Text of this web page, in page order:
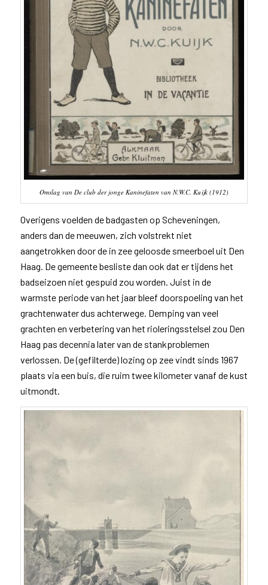
Omslag van De club der jonge Kaninefaten van N.W.C. Kuijk (1912)
Overigens voelden de badgasten op Scheveningen,
anders dan de meeuwen, zich volstrekt niet
aangetrokken door de in zee geloosde smeerboel uit Den
Haag. De gemeente besliste dan ook dat er tijdens het
badseizoen niet gespuid zou worden. Juist in de
warmste periode van het jaar bleef doorspoeling van het
grachtenwater dus achterwege. Demping van veel
grachten en verbetering van het rioleringsstelsel zou Den
Haag pas decennia later van de stankproblemen
verlossen. De (gefilterde) lozing op zee vindt sinds 1967
plaats via een buis, die ruim twee kilometer vanaf de kust
uitmondt.